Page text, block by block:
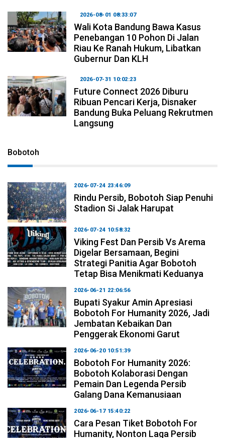
2026-08-01 08:33:07
Wali Kota Bandung Bawa Kasus
Penebangan 10 Pohon Di Jalan
Riau Ke Ranah Hukum, Libatkan
Gubernur Dan KLH
2026-07-31 10:02:23
Future Connect 2026 Diburu
Ribuan Pencari Kerja, Disnaker
Bandung Buka Peluang Rekrutmen
Langsung
Bobotoh
2026-07-24 23:46:09
Rindu Persib, Bobotoh Siap Penuhi
Stadion Si Jalak Harupat
2026-07-24 10:58:32
Viking Fest Dan Persib Vs Arema
Digelar Bersamaan, Begini
Strategi Panitia Agar Bobotoh
Tetap Bisa Menikmati Keduanya
2026-06-21 22:06:56
Bupati Syakur Amin Apresiasi
Bobotoh For Humanity 2026, Jadi
Jembatan Kebaikan Dan
Penggerak Ekonomi Garut
2026-06-20 10:51:39
Bobotoh For Humanity 2026:
Bobotoh Kolaborasi Dengan
Pemain Dan Legenda Persib
Galang Dana Kemanusiaan
2026-06-17 15:40:22
Cara Pesan Tiket Bobotoh For
Humanity, Nonton Laga Persib